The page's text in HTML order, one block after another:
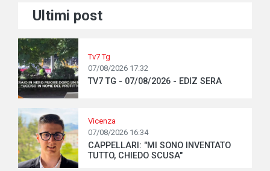
Ultimi post
Tv7 Tg
07/08/2026 17:32
TV7 TG - 07/08/2026 - EDIZ SERA
Vicenza
07/08/2026 16:34
CAPPELLARI: "MI SONO INVENTATO
TUTTO, CHIEDO SCUSA"